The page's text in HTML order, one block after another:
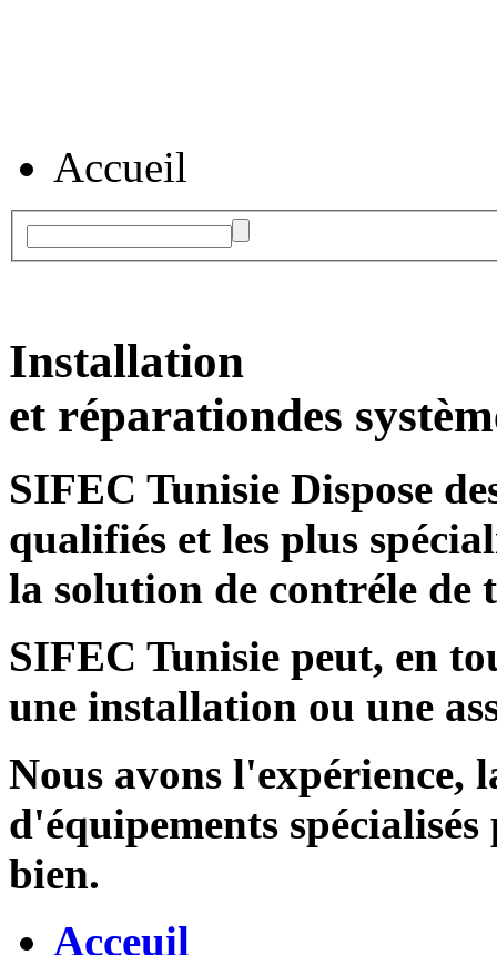
Accueil
Installation
et réparationdes
SIFEC Tunisie Dispose
qualifiés et les plus
la solution de contréle de
SIFEC Tunisie peut, en
une installation ou une
Nous avons l'expérience,
d'équipements
bien.
Acceuil